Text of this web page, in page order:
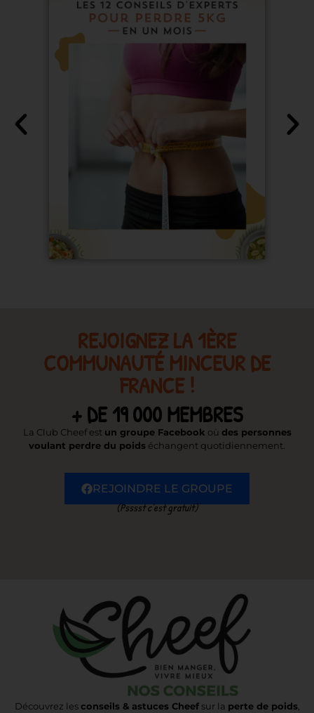
REJOIGNEZ LA 1ÈRE
COMMUNAUTÉ MINCEUR DE
FRANCE !
+ DE 19 000 MEMBRES
La Club Cheef est un groupe Facebook où des personnes
voulant perdre du poids échangent quotidiennement.
REJOINDRE LE GROUPE
(Psssst c’est gratuit)
Découvrez lesconseils & astuces Cheefsur la perte de poids,